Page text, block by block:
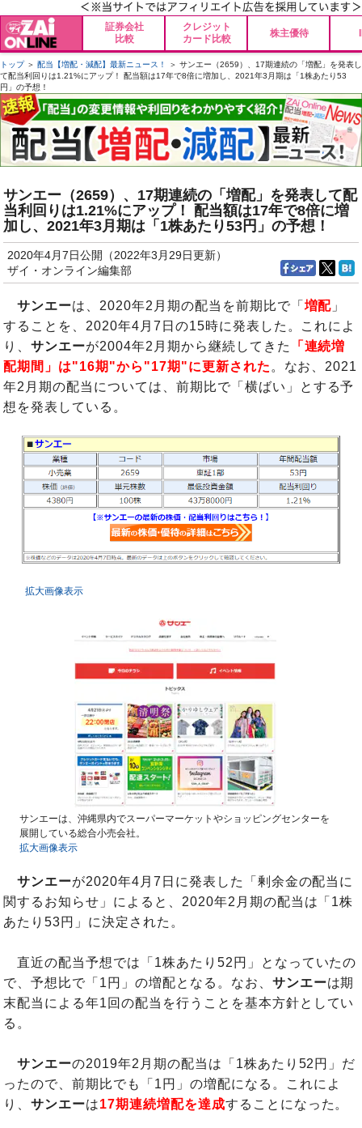
証券会社
比較
クレジット
カード比較
株主優待
トップ＞ 配当【増配・減配】最新ニュース！
＞ サンエー（2659）、17期連続の「増配」を発表し
て配当利回りは1.21%にアップ！ 配当額は17年で8倍に増加し、2021年3月期は「1株あたり53
円」の予想！
サンエー（2659）、17期連続の「増配」を発表して配
当利回りは1.21%にアップ！ 配当額は17年で8倍に増
加し、2021年3月期は「1株あたり53円」の予想！
2020年4月7日公開（2022年3月29日更新）
ザイ・オンライン編集部
サンエーは、2020年2月期の配当を前期比で「 増配 」
することを、2020年4月7日の15時に発表した。これによ
り、サンエーが2004年2月期から継続してきた
「連続増
配期間」は"16期"から"17期"に更新された 。なお、2021
年2月期の配当については、前期比で「横ばい」とする予
想を発表している。
拡大画像表示
サンエーは、沖縄県内でスーパーマーケットやショッピングセンターを
展開している総合小売会社。
拡大画像表示
サンエーが2020年4月7日に発表した「剰余金の配当に
関するお知らせ」によると、2020年2月期の配当は「1株
あたり53円」に決定された。
直近の配当予想では「1株あたり52円」となっていたの
で、予想比で「1円」の増配となる。なお、 サンエーは期
末配当による年1回の配当を行うことを基本方針としてい
る。
サンエーの2019年2月期の配当は「1株あたり52円」だ
ったので、前期比でも「1円」の増配になる。これによ
り、サンエーは17期連続増配を達成することになった。